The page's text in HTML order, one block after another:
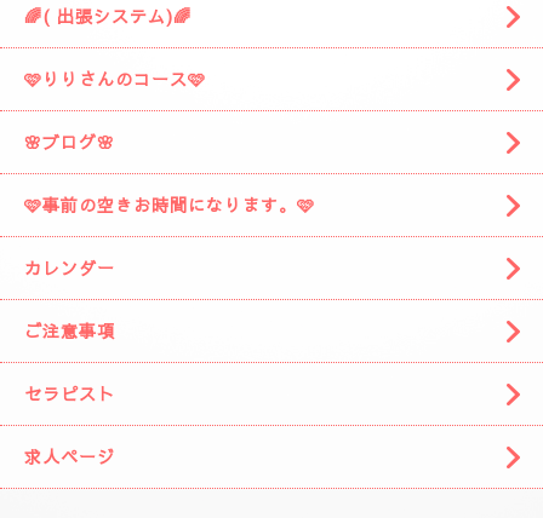
トップページ
🍀料金システム🍀
🌈( 出張システム)🌈
🩷りりさんのコース🩷
🌸ブログ🌸